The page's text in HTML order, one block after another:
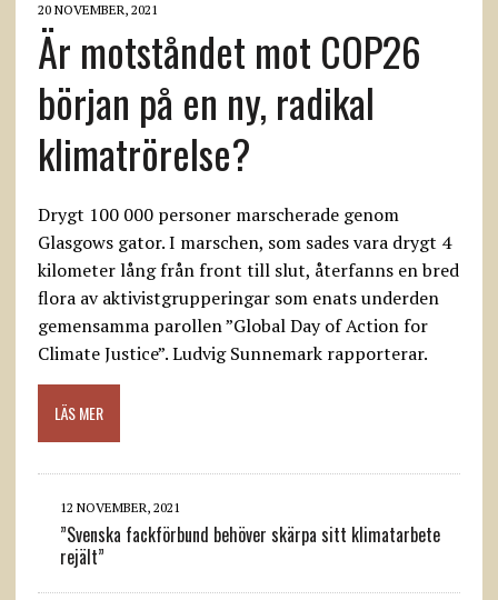
20 NOVEMBER, 2021
Är motståndet mot COP26
början på en ny, radikal
klimatrörelse?
Drygt 100 000 personer marscherade genom
Glasgows gator. I marschen, som sades vara drygt 4
kilometer lång från front till slut, återfanns en bred
flora av aktivistgrupperingar som enats underden
gemensamma parollen ”Global Day of Action for
Climate Justice”. Ludvig Sunnemark rapporterar.
LÄS MER
12 NOVEMBER, 2021
”Svenska fackförbund behöver skärpa sitt klimatarbete
rejält”